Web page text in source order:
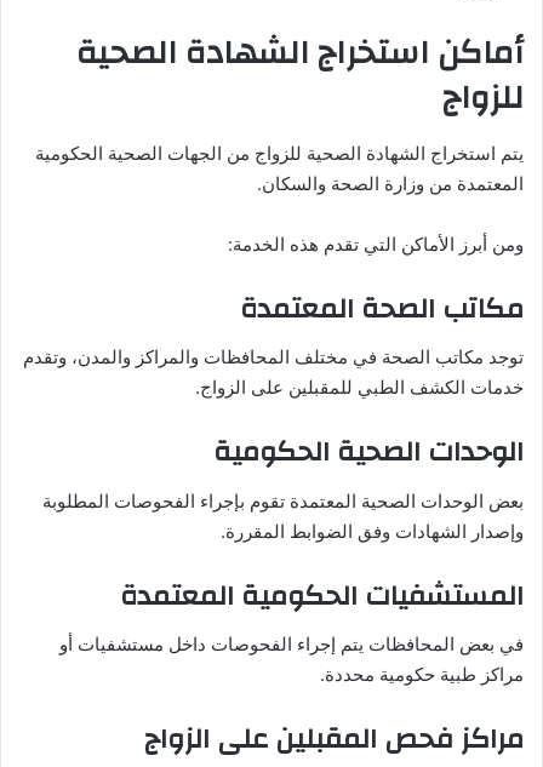
أماكن استخراج الشهادة الصحية
للزواج
يتم استخراج الشهادة الصحية للزواج من الجهات الصحية الحكومية
المعتمدة من وزارة الصحة والسكان.
ومن أبرز الأماكن التي تقدم هذه الخدمة:
مكاتب الصحة المعتمدة
توجد مكاتب الصحة في مختلف المحافظات والمراكز والمدن، وتقدم
خدمات الكشف الطبي للمقبلين على الزواج.
الوحدات الصحية الحكومية
بعض الوحدات الصحية المعتمدة تقوم بإجراء الفحوصات المطلوبة
وإصدار الشهادات وفق الضوابط المقررة.
المستشفيات الحكومية المعتمدة
في بعض المحافظات يتم إجراء الفحوصات داخل مستشفيات أو
مراكز طبية حكومية محددة.
مراكز فحص المقبلين على الزواج